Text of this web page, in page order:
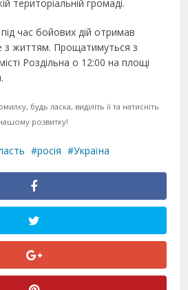
територіальній громаді.
час бойових дій отримав
з життям. Прощатимуться з
Роздільна о 12:00 на площі
будь ласка, виділіть її та натисніть
розвитку!
росія Україна